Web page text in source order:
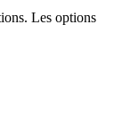
Les options